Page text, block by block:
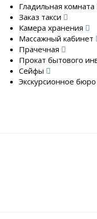
Гладильная комната
Заказ такси
Камера хранения
Массажный кабинет
Прачечная
Прокат бытового
Сейфы
Экскурсионное бюро